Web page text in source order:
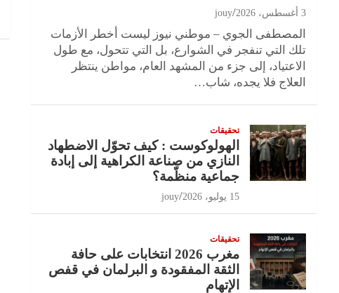
3 أغسطس، 2026 jouy
المصطفى الجوي – موطني نيوز ليست أخطر الأزمات
تلك التي تنفجر في الشوارع، بل التي تتحول، مع طول
الاعتياد، إلى جزء من المشهد العام، مواطن ينتظر
العلاج فلا يجده، شاب…
تحقيقات
الهولوكوست : كيف تحوّل الاضطهاد
النازي من صناعة الكراهية إلى إبادة
جماعية منظّمة؟
15 يوليو، 2026 jouy
تحقيقات
مغرب 2026 انتخابات على حافة
الثقة المفقودة و البرلمان في قفص
الإتهام